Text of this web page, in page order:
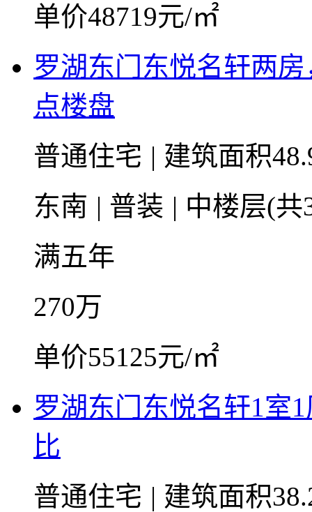
单价48719元/㎡
罗湖东门东悦名轩两
点楼盘
普通住宅 | 建筑面积
东南 | 普装 | 中楼层(
满五年
270万
单价55125元/㎡
罗湖东门东悦名轩1室
比
普通住宅 | 建筑面积